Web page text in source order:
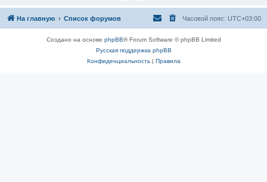
На главную Список форумов Часовой пояс: UTC+03:00
Создано на основе phpBB® Forum Software © phpBB Limited
Русская поддержка phpBB
Конфиденциальность| Правила